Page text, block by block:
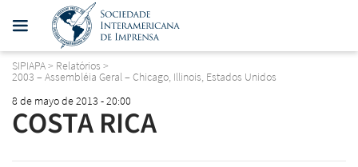
SIPIAPA> Relatórios >
2003 – Assembléia Geral – Chicago, Illinois, Estados Unidos
8 de mayo de 2013 - 20:00
COSTA RICA